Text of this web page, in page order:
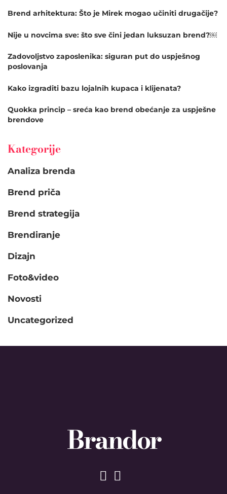
Brend arhitektura: Što je Mirek mogao učiniti drugačije?
Nije u novcima sve: što sve čini jedan luksuzan brend?￼
Zadovoljstvo zaposlenika: siguran put do uspješnog
poslovanja
Kako izgraditi bazu lojalnih kupaca i klijenata?
Quokka princip – sreća kao brend obećanje za uspješne
brendove
Kategorije
Analiza brenda
Brend priča
Brend strategija
Brendiranje
Dizajn
Foto&video
Novosti
Uncategorized
Brandor